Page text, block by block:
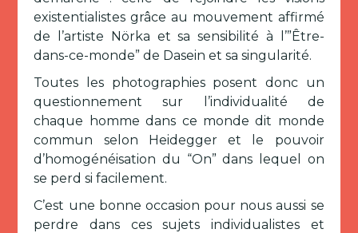
existentialistes grâce au mouvement affirmé
de l’artiste Nörka et sa sensibilité à l’”Être-
dans-ce-monde” de Dasein et sa singularité.
Toutes les photographies posent donc un
questionnement sur l’individualité de
chaque homme dans ce monde dit monde
commun selon Heidegger et le pouvoir
d’homogénéisation du “On” dans lequel on
se perd si facilement.
C’est une bonne occasion pour nous aussi se
perdre dans ces sujets individualistes et